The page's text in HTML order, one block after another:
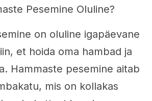
Pesemine Oluline?
on oluline igapäevane
et hoida oma hambad ja
Hammaste pesemine aitab
mis on kollakas